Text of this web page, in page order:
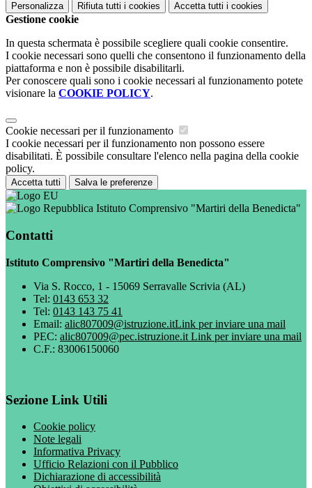
Personalizza Rifiuta tutti i cookies Accetta tutti i cookies
Gestione cookie
In questa schermata è possibile scegliere quali cookie consentire.
I cookie necessari sono quelli che consentono il funzionamento della
piattaforma e non è possibile disabilitarli.
Per conoscere quali sono i cookie necessari al funzionamento potete
visionare la COOKIE POLICY.
Cookie necessari per il funzionamento
I cookie necessari per il funzionamento non possono essere
disabilitati. È possibile consultare l'elenco nella pagina della cookie
policy.
Accetta tutti Salva le preferenze
Istituto Comprensivo "Martiri della Benedicta"
Contatti
Istituto Comprensivo "Martiri della Benedicta"
Via S. Rocco, 1 - 15069 Serravalle Scrivia (AL)
Tel: 0143 653 32
Tel: 0143 143 75 41
Email: alic807009@istruzione.itLink per inviare una mail
PEC: alic807009@pec.istruzione.it Link per inviare una mail
C.F.: 83006150060
Sezione Link Utili
Cookie policy
Note legali
Informativa Privacy
Ufficio Relazioni con il Pubblico
Dichiarazione di accessibilità